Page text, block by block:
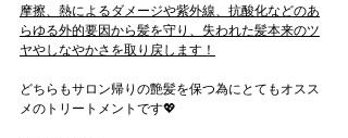
摩擦、熱によるダメージや紫外線、抗酸化などのあ
らゆる外的要因から髪を守り、失われた髪本来のツ
ヤやしなやかさを取り戻します！
どちらもサロン帰りの艶髪を保つ為にとてもオスス
メのトリートメントです💖